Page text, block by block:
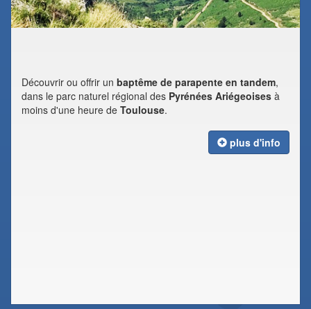
Découvrir ou offrir un baptême de parapente en tandem,
dans le parc naturel régional des Pyrénées Ariégeoises à
moins d'une heure de Toulouse.
plus d'info